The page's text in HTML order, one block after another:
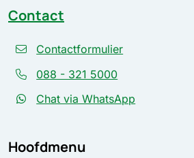
Contact
Contactformulier
088 - 321 5000
Chat via WhatsApp
Hoofdmenu